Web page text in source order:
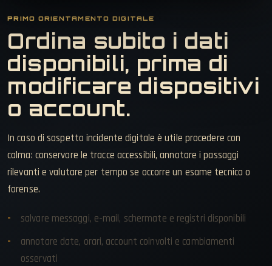
PRIMO ORIENTAMENTO DIGITALE
Ordina subito i dati
disponibili, prima di
modificare dispositivi
o account.
In caso di sospetto incidente digitale è utile procedere con
calma: conservare le tracce accessibili, annotare i passaggi
rilevanti e valutare per tempo se occorre un esame tecnico o
forense.
salvare messaggi, e-mail, schermate e registri disponibili
annotare date, orari, account coinvolti e cambiamenti
osservati